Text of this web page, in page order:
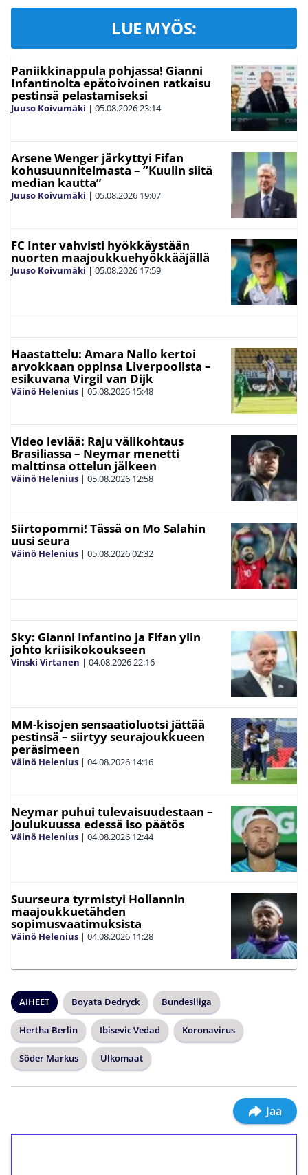
LUE MYÖS:
Paniikkinappula pohjassa! Gianni
Infantinolta epätoivoinen ratkaisu
pestinsä pelastamiseksi
Juuso Koivumäki | 05.08.202623:14
Arsene Wenger järkyttyi Fifan
kohusuunnitelmasta – ”Kuulin siitä
median kautta”
Juuso Koivumäki | 05.08.2026 19:07
FC Inter vahvisti hyökkäystään
nuorten maajoukkuehyökkääjällä
Juuso Koivumäki | 05.08.2026 17:59
Haastattelu: Amara Nallo kertoi
arvokkaan oppinsa Liverpoolista –
esikuvana Virgil van Dijk
Väinö Helenius | 05.08.2026 15:48
Video leviää: Raju välikohtaus
Brasiliassa – Neymar menetti
malttinsa ottelun jälkeen
Väinö Helenius | 05.08.2026 12:58
Siirtopommi! Tässä on Mo Salahin
uusi seura
Väinö Helenius | 05.08.202602:32
Sky: Gianni Infantino ja Fifan ylin
johto kriisikokoukseen
Vinski Virtanen | 04.08.202622:16
MM-kisojen sensaatioluotsi jättää
pestinsä – siirtyy seurajoukkueen
peräsimeen
Väinö Helenius | 04.08.2026 14:16
Neymar puhui tulevaisuudestaan –
joulukuussa edessä iso päätös
Väinö Helenius | 04.08.2026 12:44
Suurseura tyrmistyi Hollannin
maajoukkuetähden
sopimusvaatimuksista
Väinö Helenius | 04.08.2026 11:28
AIHEET Boyata Dedryck Bundesliiga
Hertha Berlin Ibisevic Vedad Koronavirus
Söder Markus Ulkomaat
Jaa